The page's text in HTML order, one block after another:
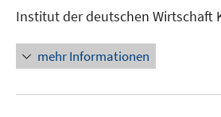
Institut der deutschen Wirtschaft
mehr Informationen